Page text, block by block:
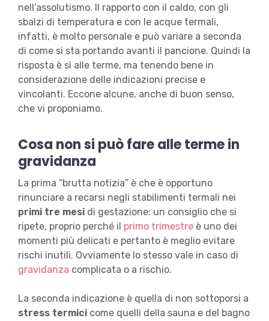
nell’assolutismo. Il rapporto con il caldo, con gli
sbalzi di temperatura e con le acque termali,
infatti, è molto personale e può variare a seconda
di come si sta portando avanti il pancione. Quindi la
risposta è sì alle terme, ma tenendo bene in
considerazione delle indicazioni precise e
vincolanti. Eccone alcune, anche di buon senso,
che vi proponiamo.
Cosa non si può fare alle terme in
gravidanza
La prima “brutta notizia” è che è opportuno
rinunciare a recarsi negli stabilimenti termali nei
primi tre mesidi gestazione: un consiglio che si
ripete, proprio perché il primo trimestreè uno dei
momenti più delicati e pertanto è meglio evitare
rischi inutili. Ovviamente lo stesso vale in caso di
gravidanza complicata o a rischio.
La seconda indicazione è quella di non sottoporsi a
stress termicicome quelli della sauna e del bagno